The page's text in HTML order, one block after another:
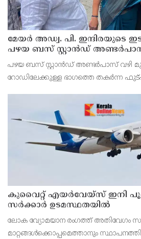
മേയർ അഡ്വ. പി. ഇന്ദിരയുടെ
പഴയ ബസ് സ്റ്റാൻഡ്
തകർന്ന ഫുട്പാത്ത് സ്ലാബുകൾ
നടത്തി
പഴയ ബസ് സ്റ്റാൻഡ് അണ്ടർപാസ് വഴി
റോഡിലേക്കുള്ള ഭാഗത്തെ തകർന്ന
ഇന്ദിരയുടെ ഇടപെടലിനെ തുടർന്നാണ്
കുവൈറ്റ് എയര്‍വേയ്സ് ഇനി
സര്‍ക്കാര്‍ ഉടമസ്ഥതയില്‍
ലോക വ്യോമയാന രംഗത്ത് അതിവേഗം
മാറ്റങ്ങള്‍ക്കൊപ്പമെത്താനും